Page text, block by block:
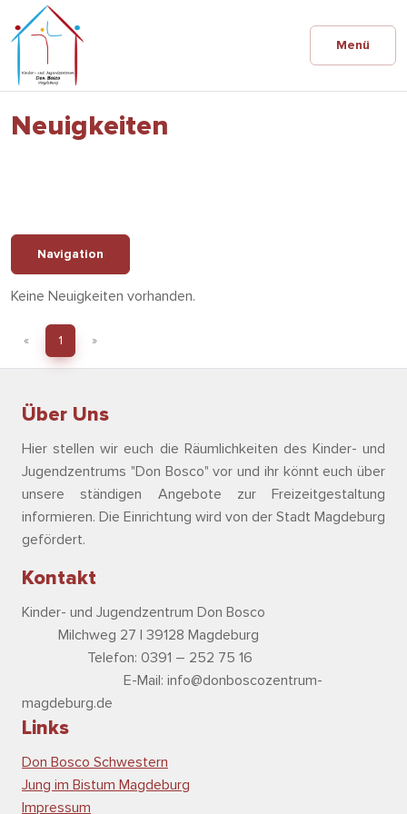
Menü
Neuigkeiten
Navigation
Keine Neuigkeiten vorhanden.
« 1 »
Über Uns
Hier stellen wir euch die Räumlichkeiten des Kinder- und
Jugendzentrums "Don Bosco" vor und ihr könnt euch über
unsere ständigen Angebote zur Freizeitgestaltung
informieren. Die Einrichtung wird von der Stadt Magdeburg
gefördert.
Kontakt
Kinder- und Jugendzentrum Don Bosco
Milchweg 27 | 39128 Magdeburg
Telefon: 0391 – 252 75 16
E-Mail: info@donboscozentrum-
magdeburg.de
Links
Don Bosco Schwestern
Jung im Bistum Magdeburg
Impressum